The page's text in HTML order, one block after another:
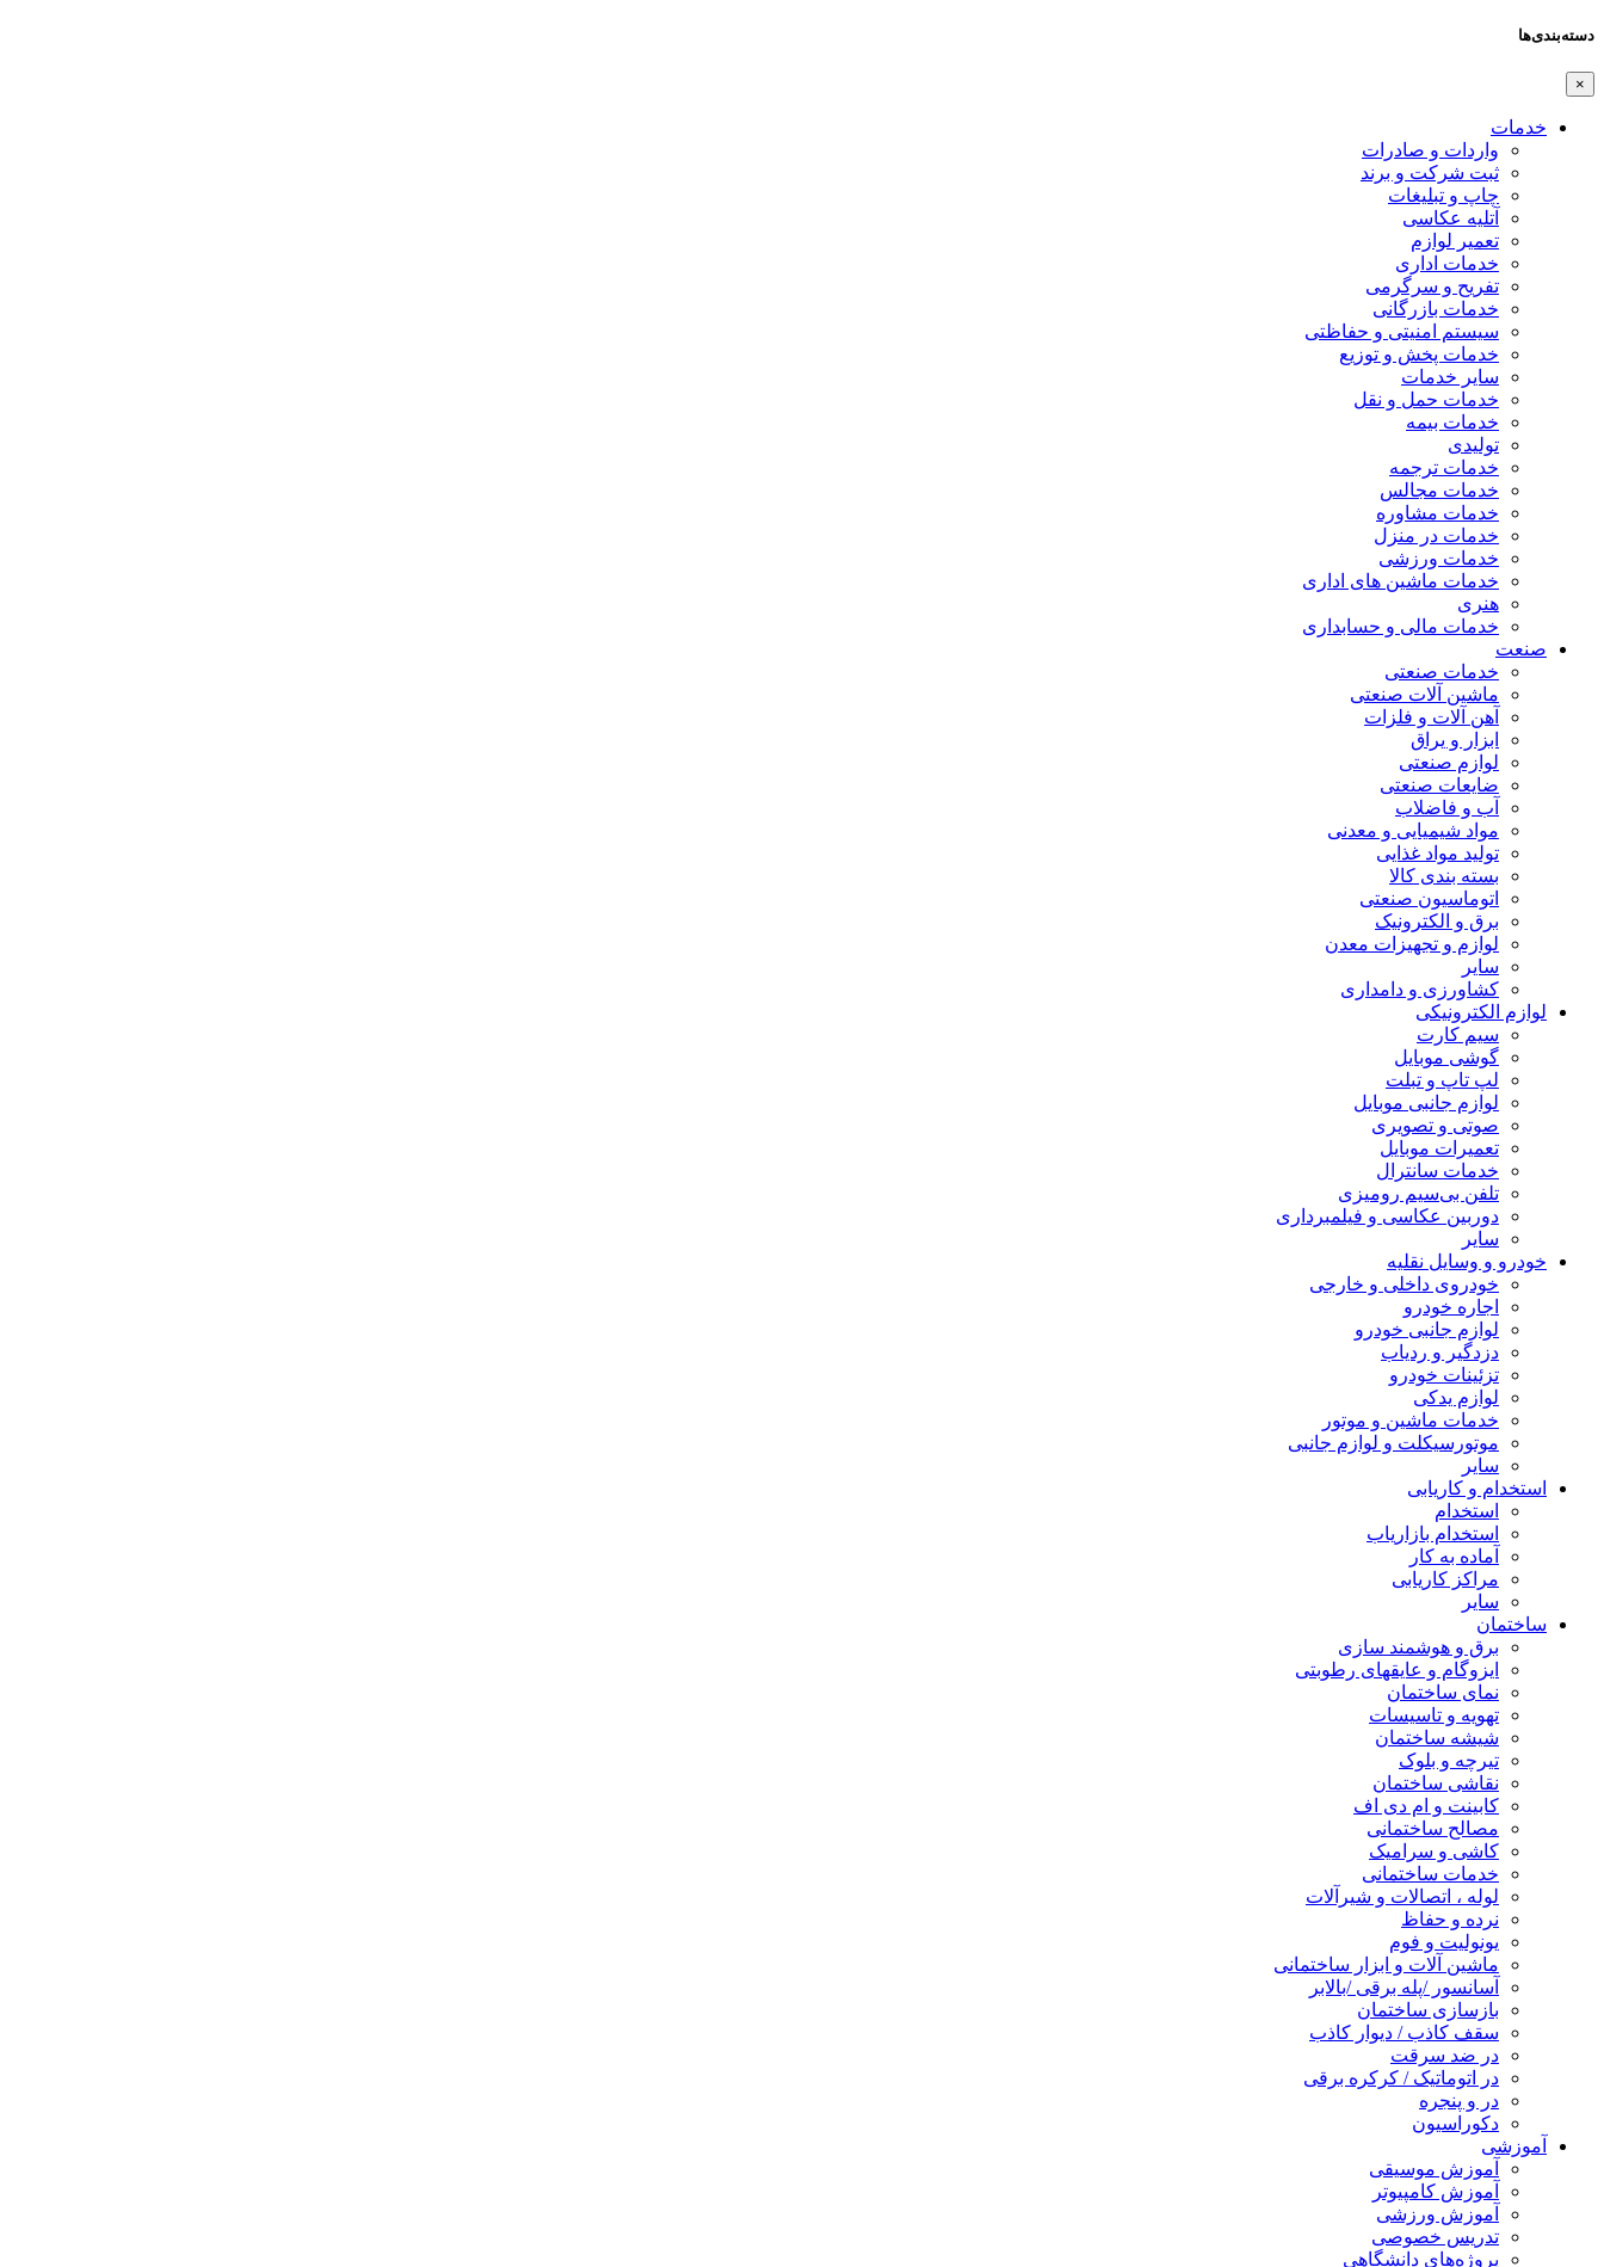
دسته‌بندی‌ها
×
خدمات
واردات و صادرات
ثبت شرکت و برند
چاپ و تبلیغات
آتلیه عکاسی
تعمیر لوازم
خدمات اداری
تفریح و سرگرمی
خدمات بازرگانی
سیستم امنیتی و حفاظتی
خدمات پخش و توزیع
سایر خدمات
خدمات حمل و نقل
خدمات بیمه
تولیدی
خدمات ترجمه
خدمات مجالس
خدمات مشاوره
خدمات در منزل
خدمات ورزشی
خدمات ماشین های اداری
هنری
خدمات مالی و حسابداری
صنعت
خدمات صنعتی
ماشین آلات صنعتی
آهن آلات و فلزات
ابزار و یراق
لوازم صنعتی
ضایعات صنعتی
آب و فاضلاب
مواد شیمیایی و معدنی
تولید مواد غذایی
بسته بندی کالا
اتوماسیون صنعتی
برق و الکترونیک
لوازم و تجهیزات معدن
سایر
کشاورزی و دامداری
لوازم الکترونیکی
سیم کارت
گوشی موبایل
لپ تاپ و تبلت
لوازم جانبی موبایل
صوتی و تصویری
تعمیرات موبایل
خدمات سانترال
تلفن بی‌سیم رومیزی
دوربین عکاسی و فیلمبرداری
سایر
خودرو و وسایل نقلیه
خودروی داخلی و خارجی
اجاره خودرو
لوازم جانبی خودرو
دزدگیر و ردیاب
تزئینات خودرو
لوازم یدکی
خدمات ماشین و موتور
موتورسیکلت و لوازم جانبی
سایر
استخدام و کاریابی
استخدام
استخدام بازاریاب
آماده به کار
مراکز کاریابی
سایر
ساختمان
برق و هوشمند سازی
ایزوگام و عایقهای رطوبتی
نمای ساختمان
تهویه و تاسیسات
شیشه ساختمان
تیرچه و بلوک
نقاشی ساختمان
کابینت و ام دی اف
مصالح ساختمانی
کاشی و سرامیک
خدمات ساختمانی
لوله ، اتصالات و شیرآلات
نرده و حفاظ
یونولیت و فوم
ماشین آلات و ابزار ساختمانی
آسانسور /پله برقی /بالابر
بازسازی ساختمان
سقف کاذب / دیوار کاذب
در ضد سرقت
در اتوماتیک / کرکره برقی
در و پنجره
دکوراسیون
آموزشی
آموزش موسیقی
آموزش کامپیوتر
آموزش ورزشی
تدریس خصوصی
پروژه‌های دانشگاهی